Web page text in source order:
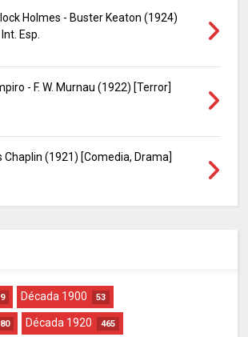
Holmes - Buster Keaton (1924)
Esp.
- F. W. Murnau (1922) [Terror]
Chaplin (1921) [Comedia, Drama]
Década 1900 53
Década 1920 465